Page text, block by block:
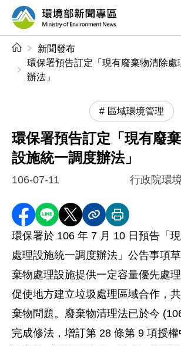
前往中央內容區塊
環境部新聞專區
新聞發布
環保署預告訂定「現有廢棄物清除處
辦法」
區域環境管理
環保署預告訂定「現有廢
設施統一調度辦法」
106-07-11
分享至 Facebook
分享到 LINE
分享到 X分享內容連結
列印本頁
環保署於 106 年 7 月 10 日預告「
處理設施統一調度辦法」公告事項
棄物處理設施提供一定容量優先處
促使地方建立垃圾處理區域合作，
棄物問題。廢棄物清理法已於今
完成修法，增訂第 28 條第 9 項授